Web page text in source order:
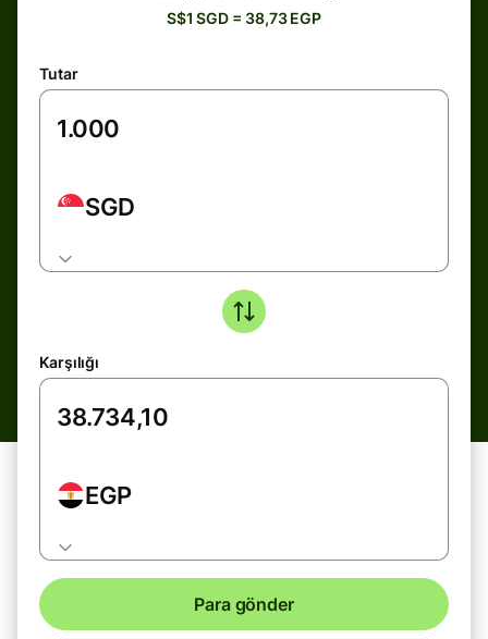
S$1 SGD = 38,73 EGP
Tutar
SGD
Karşılığı
EGP
Para gönder